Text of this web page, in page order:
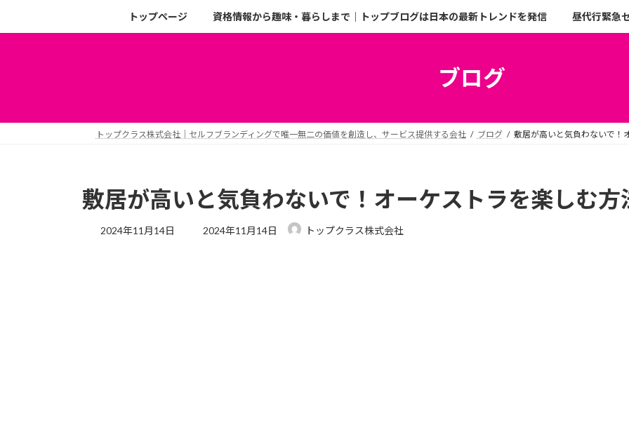
トップページ 資格情報から趣味・暮らしまで｜トップブログは日本の最新トレンドを発信 昼代行緊急
ブログ
トップクラス株式会社｜セルフブランディングで唯一無二の価値を創造し、サービス提供する会社 ブログ 敷居が高いと気負わないで！
敷居が高いと気負わないで！オーケストラを楽しむ
2024年11月14日 2024年11月14日 トップクラス株式会社